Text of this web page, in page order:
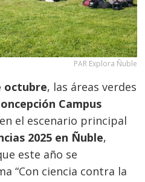
PAR Explora Ñuble
octubre, las áreas verdes
Campus
el escenario principal
2025 en Ñuble,
este año se
“Con ciencia contra la